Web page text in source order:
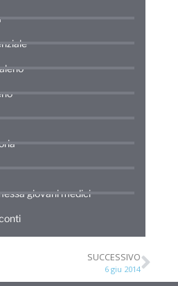
giovani medici
SUCCESSIVO
6 giu 2014